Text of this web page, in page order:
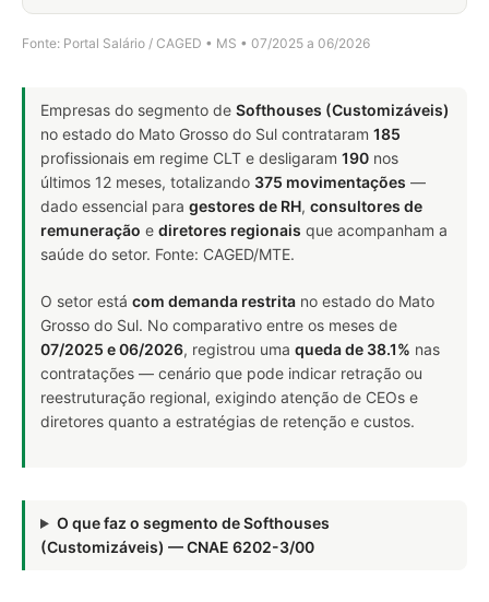
Fonte: Portal Salário / CAGED • MS • 07/2025 a 06/2026
Empresas do segmento de Softhouses (Customizáveis)
no estado do Mato Grosso do Sul contrataram 185
profissionais em regime CLT e desligaram 190 nos
últimos 12 meses, totalizando 375 movimentações —
dado essencial para gestores de RH, consultores de
remuneração e diretores regionais que acompanham a
saúde do setor. Fonte: CAGED/MTE.
O setor está com demanda restrita no estado do Mato
Grosso do Sul. No comparativo entre os meses de
07/2025 e 06/2026, registrou uma queda de 38.1% nas
contratações — cenário que pode indicar retração ou
reestruturação regional, exigindo atenção de CEOs e
diretores quanto a estratégias de retenção e custos.
O que faz o segmento de Softhouses
(Customizáveis) — CNAE 6202-3/00